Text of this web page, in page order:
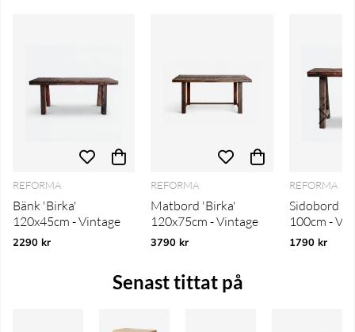
REFORMA
Bänk 'Birka'
120x45cm - Vintage
2290 kr
REFORMA
Matbord 'Birka'
120x75cm - Vintage
3790 kr
REFORMA
Sidobord
100cm -
1790 kr
Senast tittat på